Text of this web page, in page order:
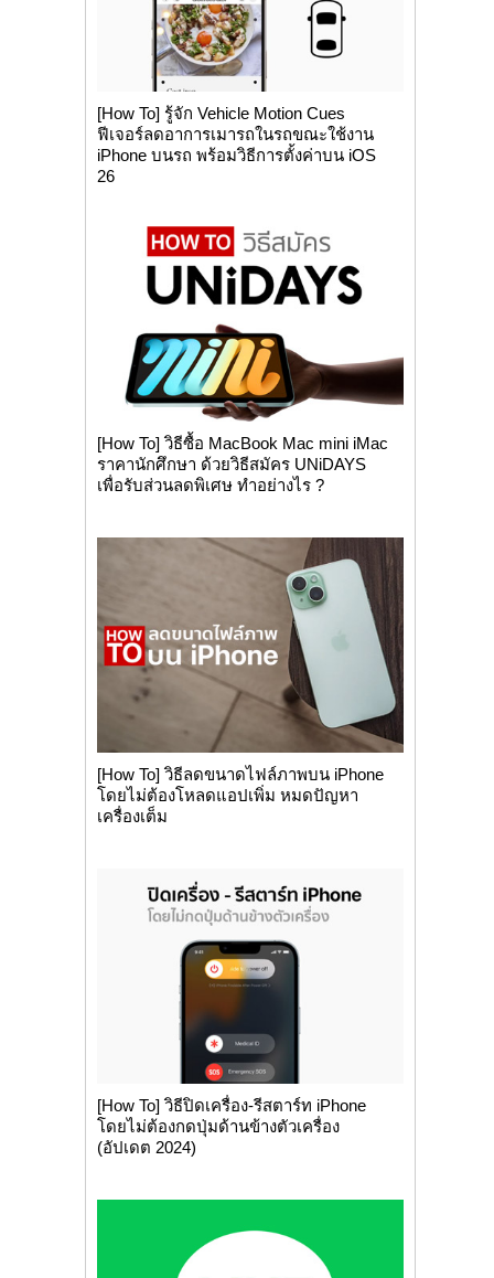
[How To] รู้จัก Vehicle Motion Cues
ฟีเจอร์ลดอาการเมารถในรถขณะใช้งาน
iPhone บนรถ พร้อมวิธีการตั้งค่าบน iOS
26
[How To] วิธีซื้อ MacBook Mac mini iMac
ราคานักศึกษา ด้วยวิธีสมัคร UNiDAYS
เพื่อรับส่วนลดพิเศษ ทำอย่างไร ?
[How To] วิธีลดขนาดไฟล์ภาพบน iPhone
โดยไม่ต้องโหลดแอปเพิ่ม หมดปัญหา
เครื่องเต็ม
[How To] วิธีปิดเครื่อง-รีสตาร์ท iPhone
โดยไม่ต้องกดปุ่มด้านข้างตัวเครื่อง
(อัปเดต 2024)